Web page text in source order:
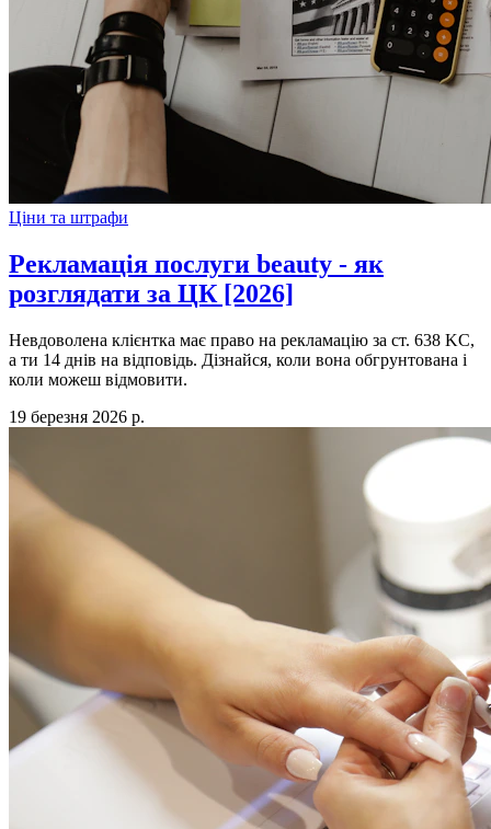
Ціни та штрафи
Рекламація послуги beauty - як
розглядати за ЦК [2026]
Невдоволена клієнтка має право на рекламацію за ст. 638 KC,
а ти 14 днів на відповідь. Дізнайся, коли вона обгрунтована і
коли можеш відмовити.
19 березня 2026 р.